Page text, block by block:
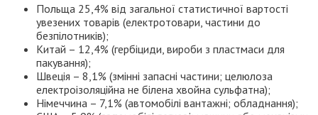
Польща 25,4% від загальної статистичної вартості
увезених товарів (електротовари, частини до
безпілотників);
Китай – 12,4% (гербіциди, вироби з пластмаси для
пакування);
Швеція – 8,1% (змінні запасні частини; целюлоза
електроізоляційна не білена хвойна сульфатна);
Німеччина – 7,1% (автомобілі вантажні; обладнання);